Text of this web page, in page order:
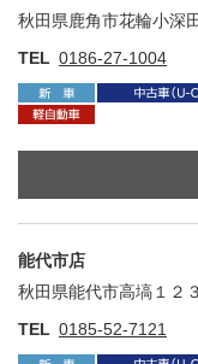
秋田県鹿角市花輪小深
TEL 0186-27-1004
能代市店
秋田県能代市高塙１２
TEL 0185-52-7121